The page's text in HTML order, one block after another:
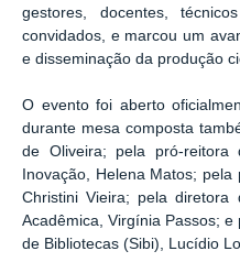
gestores, docentes,
convidados, e marcou um
e disseminação da produção
O evento foi aberto
durante mesa composta
de Oliveira; pela pró-reitora
Inovação, Helena Matos;
Christini Vieira; pela diretora
Acadêmica, Virgínia Passos;
de Bibliotecas (Sibi), Lucídio